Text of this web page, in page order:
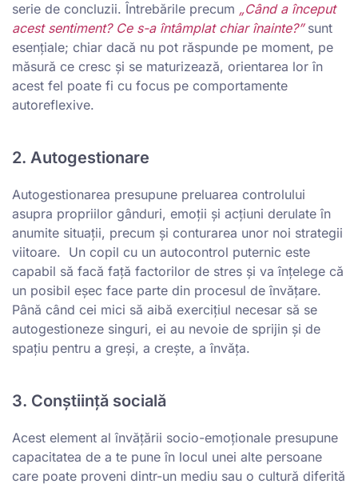
serie de concluzii. Întrebările precum „Când a început
acest sentiment? Ce s-a întâmplat chiar înainte?”sunt
esențiale; chiar dacă nu pot răspunde pe moment, pe
măsură ce cresc și se maturizează, orientarea lor în
acest fel poate fi cu focus pe comportamente
autoreflexive.
2. Autogestionare
Autogestionarea presupune preluarea controlului
asupra propriilor gânduri, emoții și acțiuni derulate în
anumite situații, precum și conturarea unor noi strategii
viitoare. Un copil cu un autocontrol puternic este
capabil să facă față factorilor de stres și va înțelege că
un posibil eșec face parte din procesul de învățare.
Până când cei mici să aibă exercițiul necesar să se
autogestioneze singuri, ei au nevoie de sprijin și de
spațiu pentru a greși, a crește, a învăța.
3. Conștiință socială
Acest element al învățării socio-emoționale presupune
capacitatea de a te pune în locul unei alte persoane
care poate proveni dintr-un mediu sau o cultură diferită